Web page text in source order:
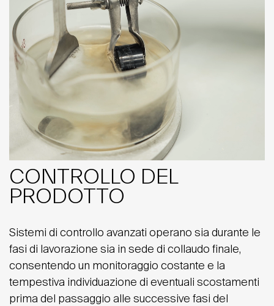
CONTROLLO DEL
PRODOTTO
Sistemi di controllo avanzati operano sia durante le
fasi di lavorazione sia in sede di collaudo finale,
consentendo un monitoraggio costante e la
tempestiva individuazione di eventuali scostamenti
prima del passaggio alle successive fasi del